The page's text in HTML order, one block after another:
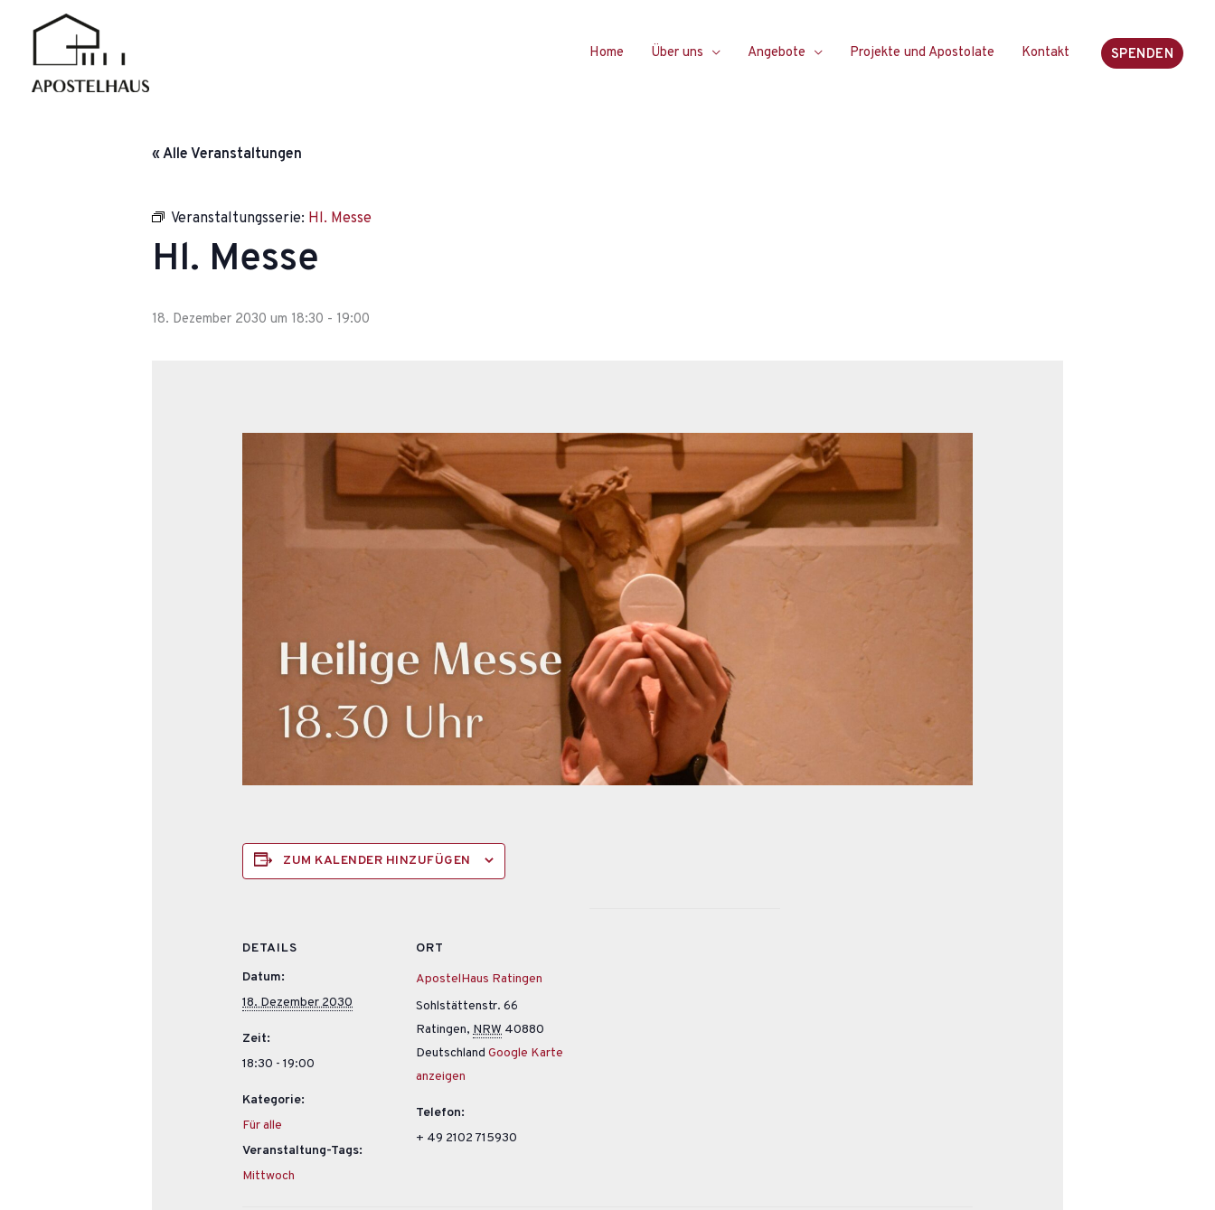
Inhalt
springen
Home Über uns Angebote Projekte und Apostolate Kontakt SPENDEN
« Alle Veranstaltungen
Veranstaltungsserie: Hl. Messe
Hl. Messe
18. Dezember 2030 um 18:30 - 19:00
ZUM KALENDER HINZUFÜGEN
DETAILS
Datum:
18. Dezember 2030
Zeit:
18:30 - 19:00
Kategorie:
Für alle
Veranstaltung-Tags:
Mittwoch
ORT
ApostelHaus Ratingen
Sohlstättenstr. 66
Ratingen, NRW 40880
Deutschland Google Karte
anzeigen
Telefon:
+ 49 2102 715930